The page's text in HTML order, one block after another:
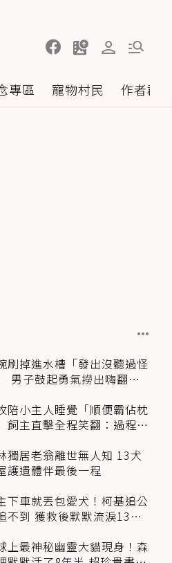
專區 寵物村民 作者群
刷掉進水槽「發出沒聽過怪
男子鼓起勇氣撈出嗨翻：
陪小主人睡覺「順便霸佔枕
飼主直擊全程笑翻：過程絲
獨居老翁離世無人知 13犬
護遺體伴最後一程
下車就丟包愛犬！柯基追公
不到 獲救後默默流淚13萬
上最神秘幽靈大貓現身！森